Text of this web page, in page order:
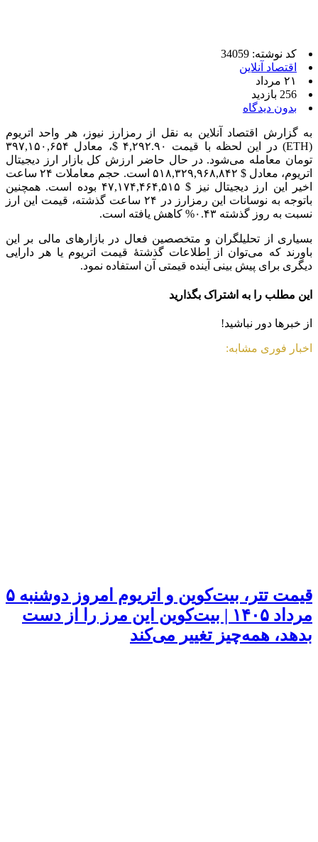
کد نوشته: 34059
اقتصاد آنلاین
۲۱ مرداد
256 بازدید
بدون دیدگاه
به گزارش اقتصاد آنلاین به نقل از رمزارز نیوز، هر واحد اتریوم
(ETH) در این لحظه با قیمت ۴,۲۹۲.۹۰ $، معادل ۳۹۷,۱۵۰,۶۵۴
تومان معامله می‌شود. در حال حاضر ارزش کل بازار ارز دیجیتال
اتریوم، معادل $ ۵۱۸,۳۲۹,۹۶۸,۸۴۲ است. حجم معاملات ۲۴ ساعت
اخیر این ارز دیجیتال نیز $ ۴۷,۱۷۴,۴۶۴,۵۱۵ بوده است. همچنین
باتوجه به نوسانات این رمزارز در ۲۴ ساعت گذشته، قیمت این ارز
نسبت به روز گذشته ۰.۴۳% کاهش یافته است.
بسیاری از تحلیلگران و متخصصین فعال در بازار‌های مالی بر این
باورند که می‌توان از اطلاعات گذشتۀ قیمت اتریوم یا هر دارایی
دیگری برای پیش بینی آینده قیمتی آن استفاده نمود.
این مطلب را به اشتراک بگذارید
از خبرها دور نباشید!
اخبار فوری مشابه:
قیمت تتر، بیت‌کوین و اتریوم امروز دوشنبه ۵
مرداد ۱۴۰۵ | بیت‌کوین این مرز را از دست
بدهد، همه‌چیز تغییر می‌کند